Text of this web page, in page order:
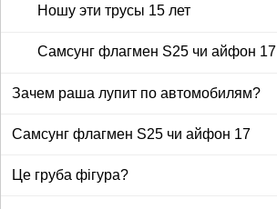
Ношу эти трусы 15 лет
Самсунг флагмен S25 чи айфон 17
Зачем раша лупит по автомобилям?
Самсунг флагмен S25 чи айфон 17
Це груба фігура?